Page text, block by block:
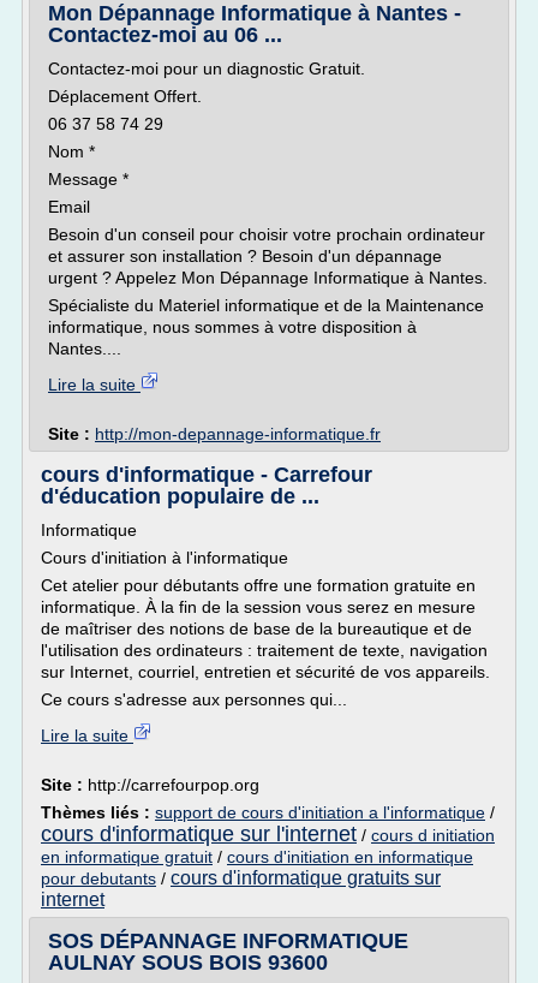
Mon Dépannage Informatique à Nantes -
Contactez-moi au 06 ...
Contactez-moi pour un diagnostic Gratuit.
Déplacement Offert.
06 37 58 74 29
Nom *
Message *
Email
Besoin d'un conseil pour choisir votre prochain ordinateur
et assurer son installation ? Besoin d'un dépannage
urgent ? Appelez Mon Dépannage Informatique à Nantes.
Spécialiste du Materiel informatique et de la Maintenance
informatique, nous sommes à votre disposition à
Nantes....
Lire la suite
Site : http://mon-depannage-informatique.fr
cours d'informatique - Carrefour
d'éducation populaire de ...
Informatique
Cours d'initiation à l'informatique
Cet atelier pour débutants offre une formation gratuite en
informatique. À la fin de la session vous serez en mesure
de maîtriser des notions de base de la bureautique et de
l'utilisation des ordinateurs : traitement de texte, navigation
sur Internet, courriel, entretien et sécurité de vos appareils.
Ce cours s'adresse aux personnes qui...
Lire la suite
Site : http://carrefourpop.org
Thèmes liés : support de cours d'initiation a l'informatique /
cours d'informatique sur l'internet / cours d initiation
en informatique gratuit / cours d'initiation en informatique
pour debutants / cours d'informatique gratuits sur
internet
SOS DÉPANNAGE INFORMATIQUE
AULNAY SOUS BOIS 93600